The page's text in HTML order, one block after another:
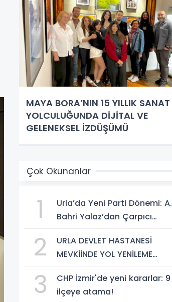
MAYA BORA’NIN 15 YILLIK SANAT
YOLCULUĞUNDA DİJİTAL VE
GELENEKSEL İZDÜŞÜMÜ
Çok Okunanlar
1
Urla’da Yeni Parti Dönemi: A.
Bahri Yalaz’dan Çarpıcı
2
URLA DEVLET HASTANESİ
MEVKİİNDE YOL YENİLEME
3
CHP İzmir'de yeni kararlar: 9
ilçeye atama!